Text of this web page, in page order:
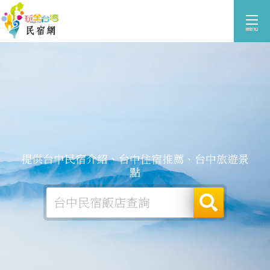
提供台中民宿介紹、台中住宿推薦、台中旅遊景
點